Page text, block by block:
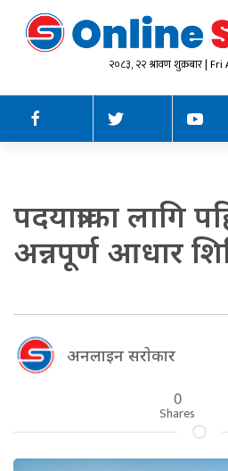
२०८३, २२ श्रावण शुक्रबार |
पदयात्राका लागि
अन्नपूर्ण आधार
अनलाइन सराेकार
0
Shares